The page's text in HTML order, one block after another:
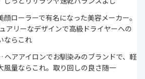
顔ローラーで有名になった美容メーカー。
アリーなデザインで高級ドライヤーへの
ならこれ
ヘアアイロンでお馴染みのブランドで、軽
量ならこれ。取り回しの良さ随一